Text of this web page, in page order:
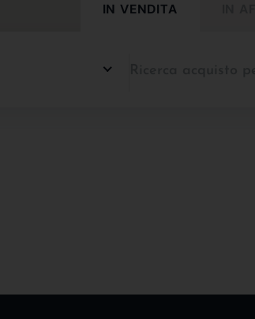
IN VENDITA